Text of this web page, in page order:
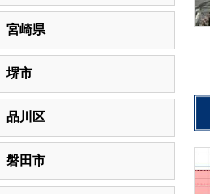
宮崎県
堺市
品川区
磐田市